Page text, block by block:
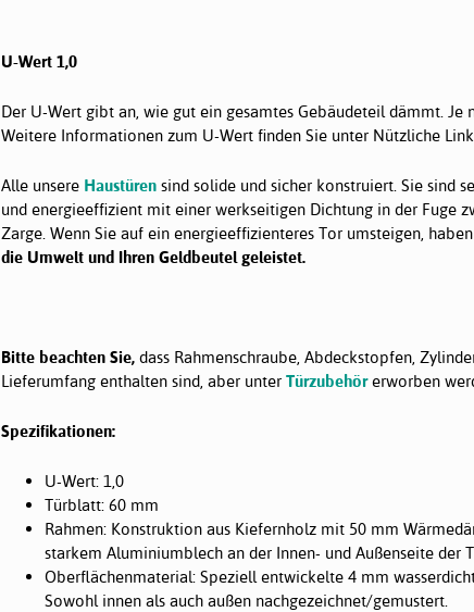
U-Wert 1,0
Der U-Wert gibt an, wie gut ein gesamtes Gebäudeteil dämmt. Je
Weitere Informationen zum U-Wert finden Sie unter Nützliche
Alle unsere Haustüren sind solide und sicher konstruiert. Sie sind
und energieeffizient mit einer werkseitigen Dichtung in der Fuge
Zarge. Wenn Sie auf ein energieeffizienteres Tor umsteigen,
die Umwelt und Ihren Geldbeutel geleistet.
Bitte beachten Sie, dass Rahmenschraube, Abdeckstopfen,
Lieferumfang enthalten sind, aber unter Türzubehörerworben
Spezifikationen:
U-Wert: 1,0
Türblatt: 60 mm
Rahmen: Konstruktion aus Kiefernholz mit 50 mm
starkem Aluminiumblech an der Innen- und Außenseite der
Oberflächenmaterial: Speziell entwickelte 4 mm
Sowohl innen als auch außen nachgezeichnet/gemustert.